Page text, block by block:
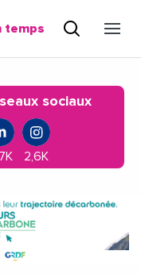
temps
sociaux
2,6K